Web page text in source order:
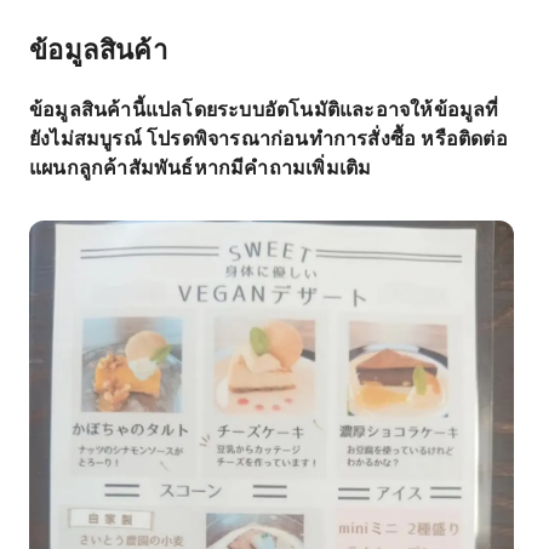
ข้อมูลสินค้า
ข้อมูลสินค้านี้แปลโดยระบบอัตโนมัติและอาจให้ข้อมูลที่
ยังไม่สมบูรณ์ โปรดพิจารณาก่อนทำการสั่งซื้อ หรือติดต่อ
แผนกลูกค้าสัมพันธ์หากมีคำถามเพิ่มเติม